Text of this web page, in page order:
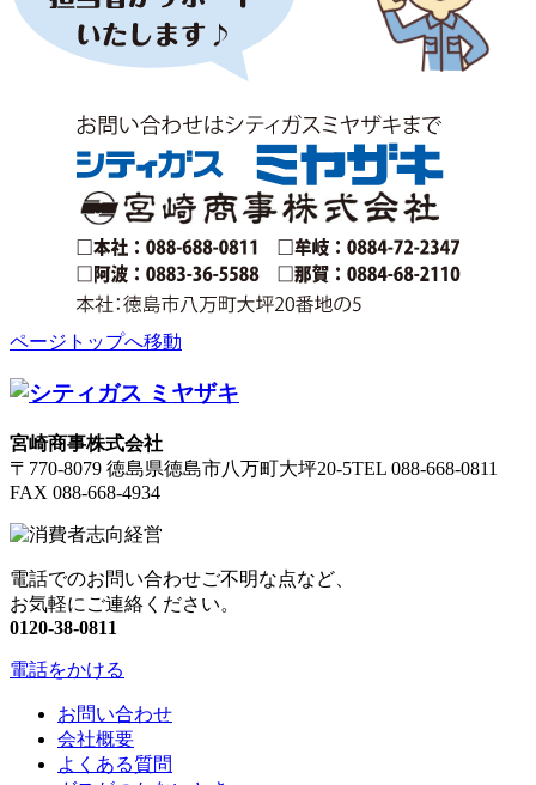
ページトップへ移動
宮崎商事株式会社
〒770-8079 徳島県徳島市八万町大坪20-5TEL 088-668-0811
FAX 088-668-4934
電話でのお問い合わせご不明な点など、
お気軽にご連絡ください。
0120-38-0811
電話をかける
お問い合わせ
会社概要
よくある質問